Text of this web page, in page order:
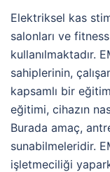
Elektriksel kas
salonları ve
kullanılmaktadır.
sahiplerinin,
kapsamlı bir
eğitimi, cihazın
Burada amaç,
sunabilmeleridir.
işletmeciliği